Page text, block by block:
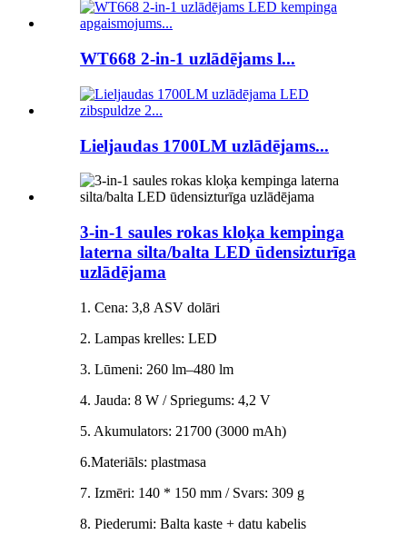
WT668 2-in-1 uzlādējams l...
Lieljaudas 1700LM uzlādējams...
3-in-1 saules rokas kloķa kempinga
laterna silta/balta LED ūdensizturīga
uzlādējama
1. Cena: 3,8 ASV dolāri
2. Lampas krelles: LED
3. Lūmeni: 260 lm–480 lm
4. Jauda: 8 W / Spriegums: 4,2 V
5. Akumulators: 21700 (3000 mAh)
6.Materiāls: plastmasa
7. Izmēri: 140 * 150 mm / Svars: 309 g
8. Piederumi: Balta kaste + datu kabelis